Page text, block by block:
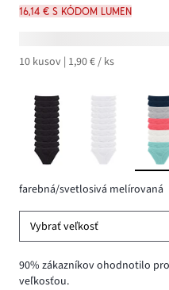
16,14 € s kódom LUMEN
10 kusov | 1,90 € / ks
farebná/svetlosivá melírovaná
Vybrať veľkosť
90% zákazníkov ohodnotilo
veľkosťou.